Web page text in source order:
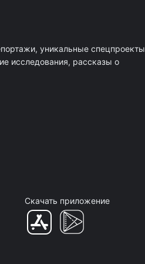
уникальные
исследования, рассказы о
Скачать приложение